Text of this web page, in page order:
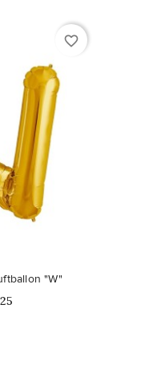
favorite_border
"W"